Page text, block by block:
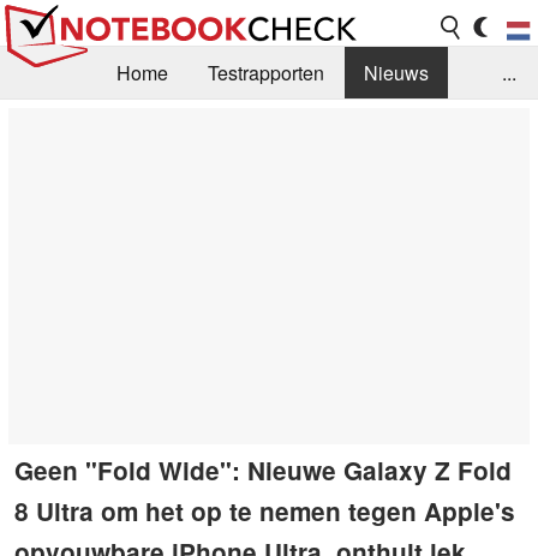
Home Testrapporten
Nieuws
...
Geen "Fold Wide": Nieuwe Galaxy Z Fold
8 Ultra om het op te nemen tegen Apple's